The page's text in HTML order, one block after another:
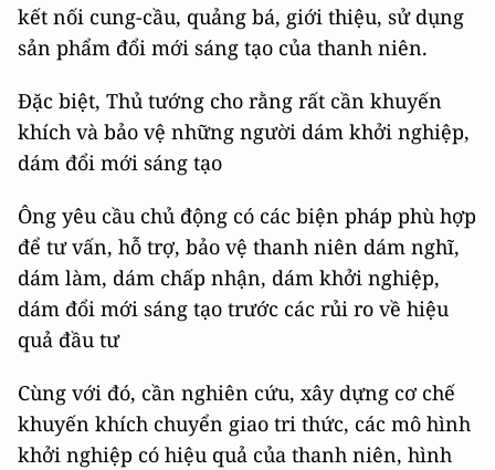
kết nối cung-cầu, quảng bá, giới thiệu, sử dụng
sản phẩm đổi mới sáng tạo của thanh niên.
Đặc biệt, Thủ tướng cho rằng rất cần khuyến
khích và bảo vệ những người dám khởi nghiệp,
dám đổi mới sáng tạo
Ông yêu cầu chủ động có các biện pháp phù hợp
để tư vấn, hỗ trợ, bảo vệ thanh niên dám nghĩ,
dám làm, dám chấp nhận, dám khởi nghiệp,
dám đổi mới sáng tạo trước các rủi ro về hiệu
quả đầu tư
Cùng với đó, cần nghiên cứu, xây dựng cơ chế
khuyến khích chuyển giao tri thức, các mô hình
khởi nghiệp có hiệu quả của thanh niên, hình